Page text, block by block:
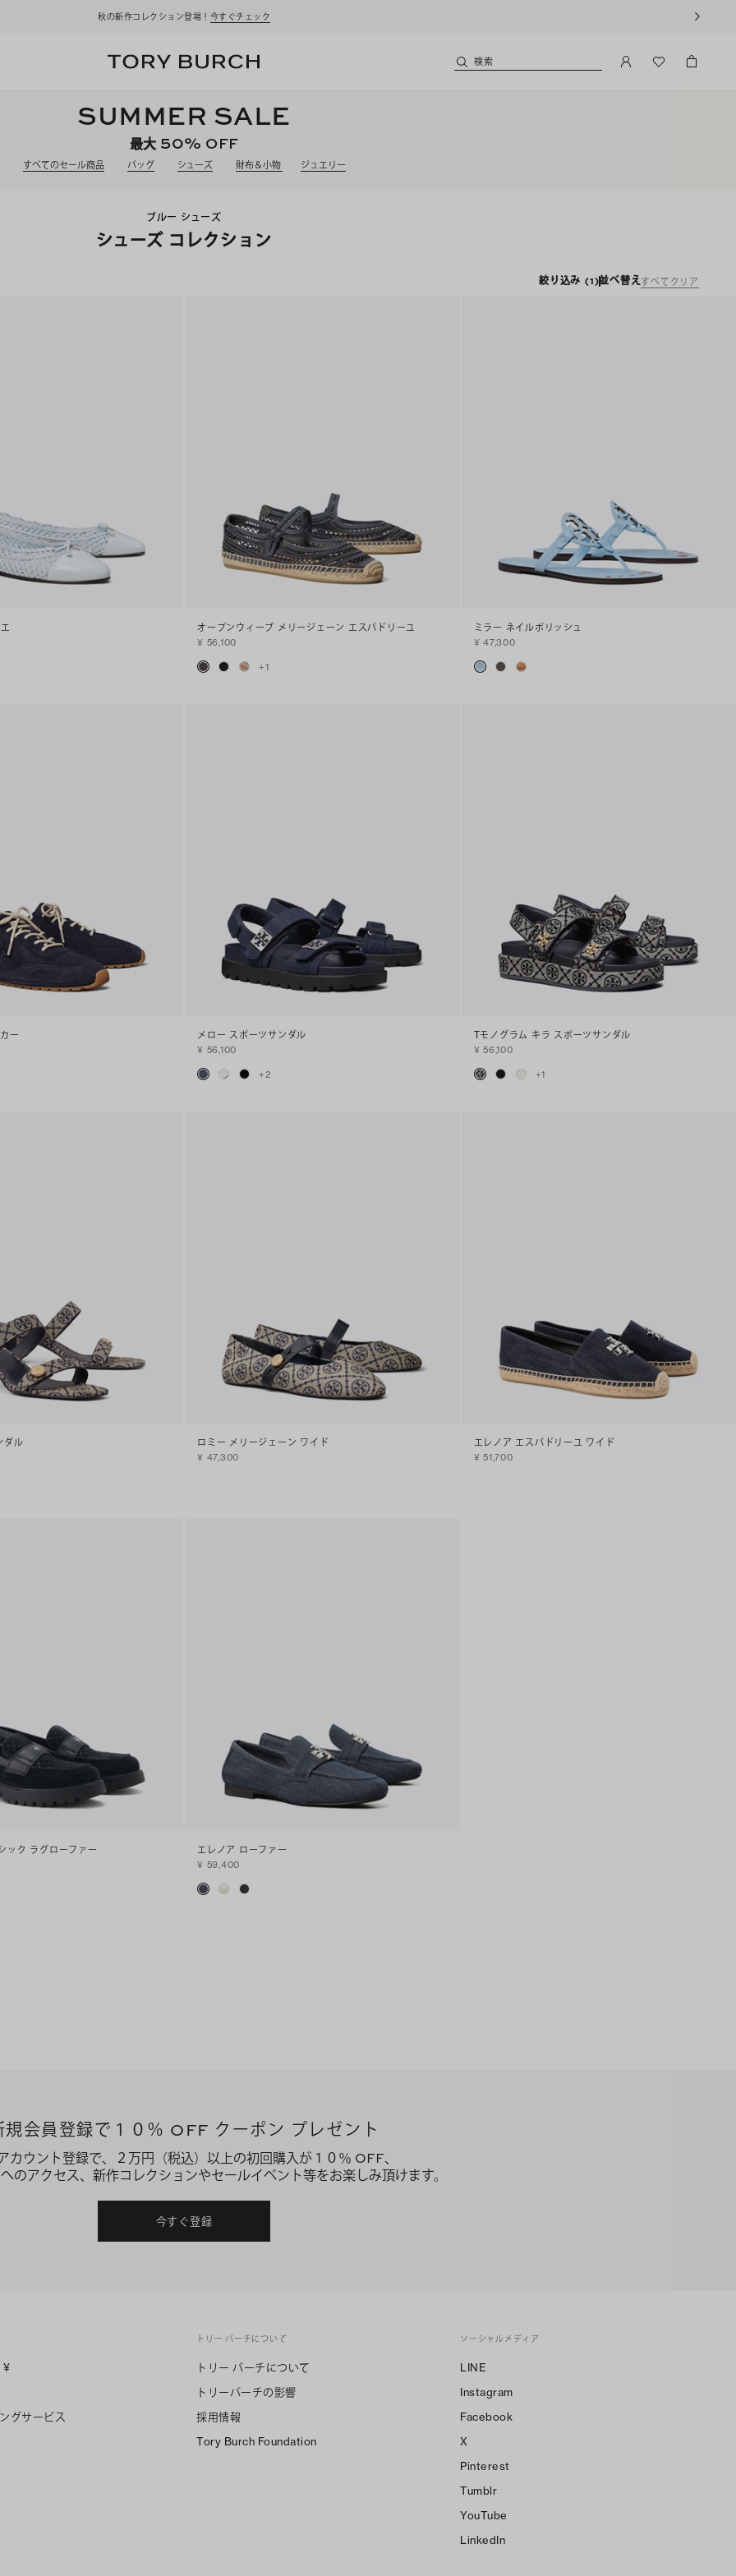
秋の新作コレクション登場！ 今すぐチェック
検索
SUMMER SALE
最大 50% OFF
すべてのセール商品 バッグ シューズ 財布＆小物 ジュエリー
ブルー シューズ
シューズ コレクション
絞り込み (1)並べ替えすべてクリア
オープンウィーブ メリージェーン エスパドリーユ
¥ 56,100
+1
ミラー ネイルポリッシュ
¥ 47,300
ー
メロー スポーツサンダル
¥ 56,100
+2
Tモノグラム キラ スポーツサンダル
¥ 56,100
+1
ダル
ロミー メリージェーン ワイド
¥ 47,300
エレノア エスパドリーユ ワイド
¥ 51,700
ック ラグローファー
エレノア ローファー
¥ 59,400
規会員登録で１０％ OFF クーポン プレゼント
カウント登録で、２万円（税込）以上の初回購入が１０％ OFF、
のアクセス、新作コレクションやセールイベント等をお楽しみ頂けます。
今すぐ登録
¥
グサービス
トリー バーチについて
トリー バーチについて
トリーバーチの影響
採用情報
Tory Burch Foundation
ソーシャルメディア
LINE
Instagram
Facebook
X
Pinterest
Tumblr
YouTube
LinkedIn